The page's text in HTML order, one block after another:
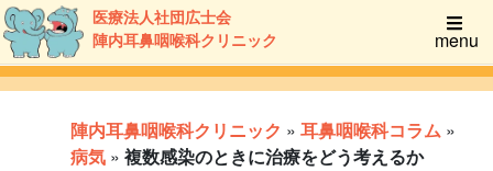
医療法人社団広士会
陣内耳鼻咽喉科クリニック
menu
陣内耳鼻咽喉科クリニック » 耳鼻咽喉科コラム »
病気 » 複数感染のときに治療をどう考えるか